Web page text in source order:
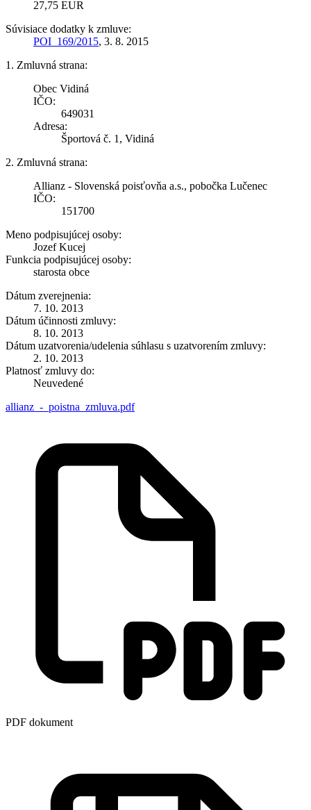
27,75 EUR
Súvisiace dodatky k zmluve:
POI_169/2015, 3. 8. 2015
1. Zmluvná strana:
Obec Vidiná
IČO:
649031
Adresa:
Športová č. 1, Vidiná
2. Zmluvná strana:
Allianz - Slovenská poisťovňa a.s., pobočka Lučenec
IČO:
151700
Meno podpisujúcej osoby:
Jozef Kucej
Funkcia podpisujúcej osoby:
starosta obce
Dátum zverejnenia:
7. 10. 2013
Dátum účinnosti zmluvy:
8. 10. 2013
Dátum uzatvorenia/udelenia súhlasu s uzatvorením zmluvy:
2. 10. 2013
Platnosť zmluvy do:
Neuvedené
allianz_-_poistna_zmluva.pdf
PDF dokument